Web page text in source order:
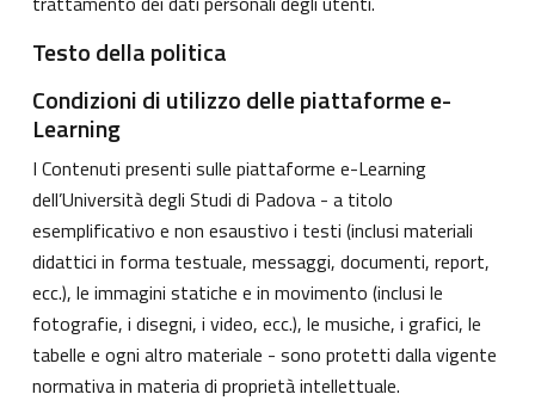
Testo della politica
Condizioni di utilizzo delle piattaforme e-
Learning
I Contenuti presenti sulle piattaforme e-Learning
dell’Università degli Studi di Padova - a titolo
esemplificativo e non esaustivo i testi (inclusi materiali
didattici in forma testuale, messaggi, documenti, report,
ecc.), le immagini statiche e in movimento (inclusi le
fotografie, i disegni, i video, ecc.), le musiche, i grafici, le
tabelle e ogni altro materiale - sono protetti dalla vigente
normativa in materia di proprietà intellettuale.